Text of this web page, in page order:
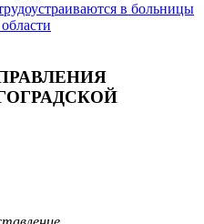
в больницы